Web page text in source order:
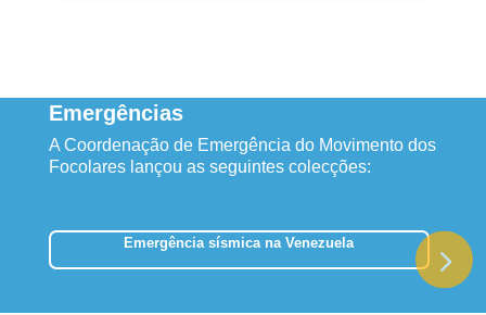
Emergências
A Coordenação de Emergência do Movimento dos
Focolares lançou as seguintes colecções:
Emergência sísmica na Venezuela